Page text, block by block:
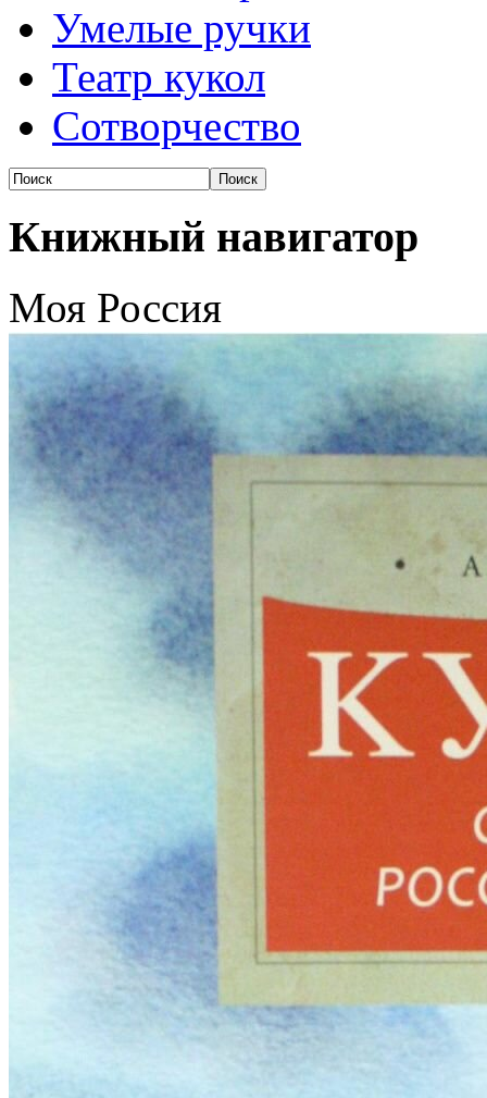
Умелые ручки
Театр кукол
Сотворчество
Книжный навигатор
Моя Россия